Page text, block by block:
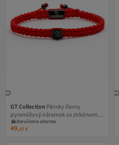
GT Collection Pánsky čierny
pyramídový náramok so zirkónom,
univerzálna veľkosť a nastaviteľná
červená nylonová šnúrka
Doručenie zdarma
49,97€